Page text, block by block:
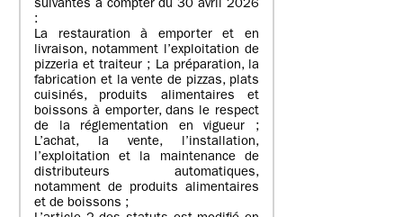
suivantes à compter du 30 avril 2026
:
La restauration à emporter et en
livraison, notamment l’exploitation de
pizzeria et traiteur ; La préparation, la
fabrication et la vente de pizzas, plats
cuisinés, produits alimentaires et
boissons à emporter, dans le respect
de la réglementation en vigueur ;
L’achat, la vente, l’installation,
l’exploitation et la maintenance de
distributeurs automatiques,
notamment de produits alimentaires
et de boissons ;